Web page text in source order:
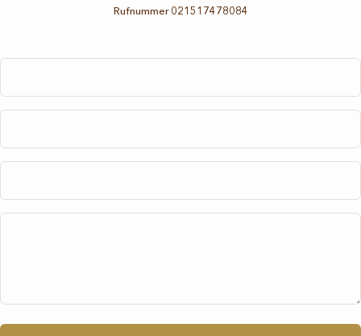
Rufnummer 021517478084